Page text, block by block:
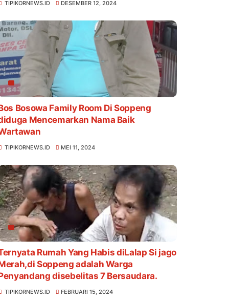
TIPIKORNEWS.ID DESEMBER 12, 2024
Bosowa Family Room Di Soppeng
Mencemarkan Nama Baik
TIPIKORNEWS.ID MEI 11, 2024
Rumah Yang Habis diLalap Si jago
Soppeng adalah Warga
disebelitas 7 Bersaudara.
TIPIKORNEWS.ID FEBRUARI 15, 2024